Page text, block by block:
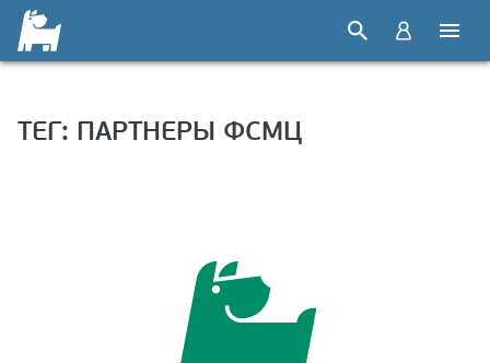
ТЕГ: ПАРТНЕРЫ ФСМЦ